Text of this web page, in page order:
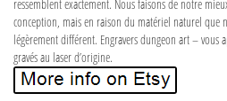
ressemblent exactement. Nous faisons de notre
conception, mais en raison du matériel naturel que
légèrement différent. Engravers dungeon art – vous
gravés au laser d’origine.